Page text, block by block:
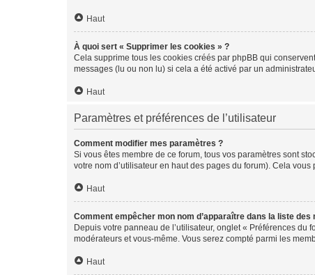
Haut
À quoi sert « Supprimer les cookies » ?
Cela supprime tous les cookies créés par phpBB qui
messages (lu ou non lu) si cela a été activé par un
Haut
Paramètres et préférences de l’utilisateur
Comment modifier mes paramètres ?
Si vous êtes membre de ce forum, tous vos paramètres sont
votre nom d’utilisateur en haut des pages du forum). Cela
Haut
Comment empêcher mon nom d’apparaître dans la liste
Depuis votre panneau de l’utilisateur, onglet « Préférences du
modérateurs et vous-même. Vous serez compté parmi les
Haut